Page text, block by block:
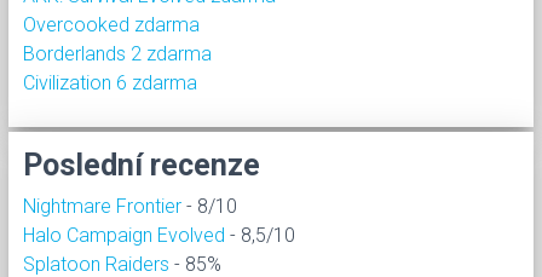
Overcooked zdarma
Borderlands 2 zdarma
Civilization 6 zdarma
Poslední recenze
Nightmare Frontier - 8/10
Halo Campaign Evolved - 8,5/10
Splatoon Raiders - 85%